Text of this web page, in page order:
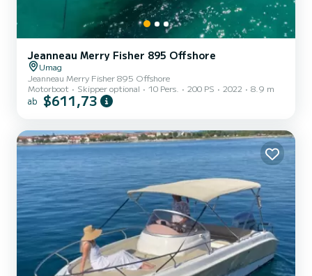
Jeanneau Merry Fisher 895 Offshore
Umag
Jeanneau Merry Fisher 895 Offshore
Motorboot
Skipper optional 10 Pers. 200 PS 2022 8.9 m
ab $611,73